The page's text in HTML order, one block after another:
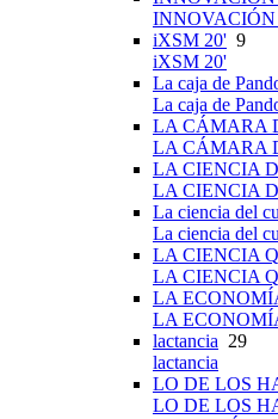
INNOVACIÓN
iXSM 20' 9
iXSM 20'
La caja de
La caja de
LA CÁMARA
LA CÁMARA
LA CIENCIA
LA CIENCIA
La ciencia del
La ciencia del
LA CIENCIA
LA CIENCIA
LA
LA
lactancia 29
lactancia
LO DE LOS
LO DE LOS